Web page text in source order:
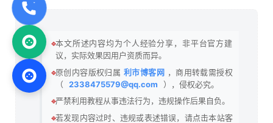
🔹本文所述内容均为个人经验分享，非平台官方建
议，实际效果因用户资质而异。
🔹原创内容版权归属 利市博客网 ，商用转载需授权
（
2338475579@qq.com
），侵权必究。
🔹严禁利用教程从事违法行为，违规操作后果自负。
🔹若发现内容过时、违规或表述错误，请点击本站客